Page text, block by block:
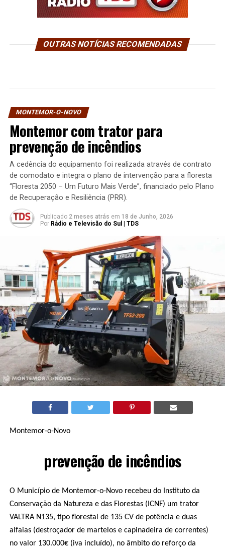
OUTRAS NOTÍCIAS RECOMENDADAS
MONTEMOR-O-NOVO
Montemor com trator para
prevenção de incêndios
A cedência do equipamento foi realizada através de contrato
de comodato e integra o plano de intervenção para a floresta
“Floresta 2050 – Um Futuro Mais Verde”, financiado pelo Plano
de Recuperação e Resiliência (PRR).
Publicado 2 meses atrás em 18 de Junho, 2026
Por Rádio e Televisão do Sul | TDS
Montemor-o-Novo
prevenção de incêndios
O Município de Montemor-o-Novo recebeu do Instituto da
Conservação da Natureza e das Florestas (ICNF) um trator
VALTRA N135, tipo florestal de 135 CV de potência e duas
alfaias (destroçador de martelos e capinadeira de correntes)
no valor 130.000€ (iva incluído), no âmbito do reforço da